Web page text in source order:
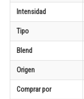
Intensidad
Tipo
Blend
Origen
Comprar por